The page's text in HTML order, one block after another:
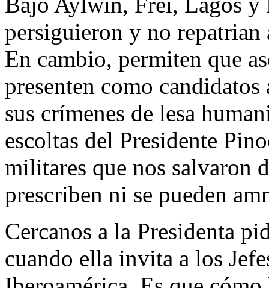
persiguieron y no repatrian
En cambio, permiten que
presenten como
sus crímenes de lesa
escoltas del Presidente
militares que nos salvaron
prescriben ni se pueden
Cercanos a la Presidenta
cuando ella invita a los